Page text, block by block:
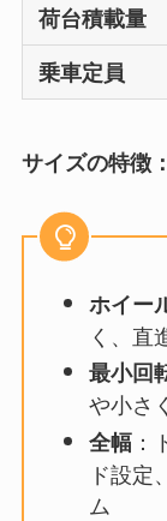
荷台積載量
乗車定員
サイズの特徴：
ホイー
く、直
最小回
や小さ
全幅：
ド設定
ム